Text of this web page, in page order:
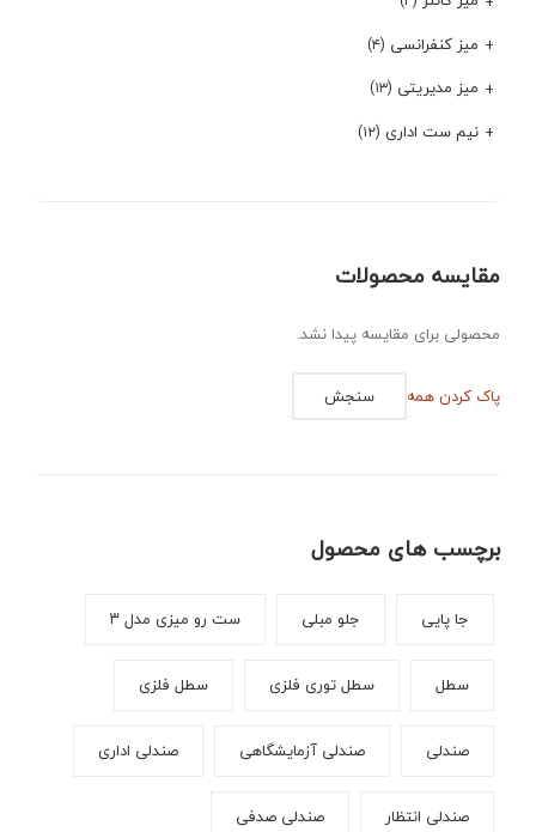
میز کنفرانسی (۴)
میز مدیریتی (۱۳)
نیم ست اداری (۱۲)
مقایسه محصولات
محصولی برای مقایسه پیدا نشد.
پاک کردن همه سنجش
برچسب های محصول
جا پایی جلو مبلی ست رو میزی مدل ۳
سطل سطل توری فلزی سطل فلزی
صندلی صندلی آزمایشگاهی صندلی اداری
صندلی انتظار صندلی صدفی